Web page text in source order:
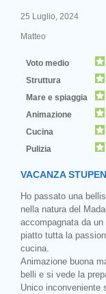
25 Luglio, 2024
Matteo
Voto medio
Struttura
Mare e spiaggia
Animazione
Cucina
Pulizia
VACANZA
Ho passato una
nella natura del
accompagnata da
piatto tutta la
cucina.
Animazione buona
belli e si vede la
Unico inconveniente